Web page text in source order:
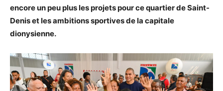
encore un peu plus les projets pour ce quartier de Saint-
Denis et les ambitions sportives de la capitale
dionysienne.